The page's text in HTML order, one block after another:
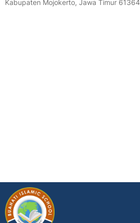
Kabupaten Mojokerto, Jawa Timur 61364